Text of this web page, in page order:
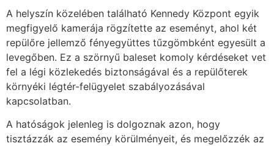
A helyszín közelében található Kennedy Központ egyik
megfigyelő kamerája rögzítette az eseményt, ahol két
repülőre jellemző fényegyüttes tűzgömbként egyesült a
levegőben. Ez a szörnyű baleset komoly kérdéseket vet
fel a légi közlekedés biztonságával és a repülőterek
környéki légtér-felügyelet szabályozásával
kapcsolatban.
A hatóságok jelenleg is dolgoznak azon, hogy
tisztázzák az esemény körülményeit, és megelőzzék az